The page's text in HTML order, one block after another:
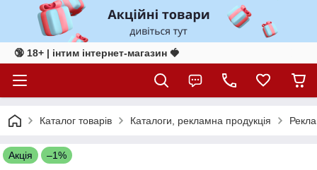
🔞 18+ | інтим інтернет-магазин 🍓
Каталог товарів Каталоги, рекламна продукція
Акція –1%